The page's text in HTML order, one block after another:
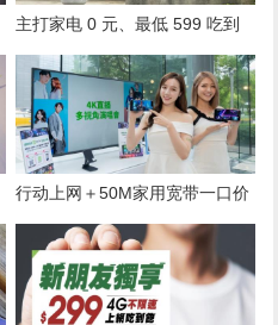
主打家电 0 元、最低 599 吃到
饱！中华电 / 远传公布 2020 年
母亲节方案
行动上网＋50M家用宽带一口价
吃到饱！亚太电信祭月付799元
双饱专案